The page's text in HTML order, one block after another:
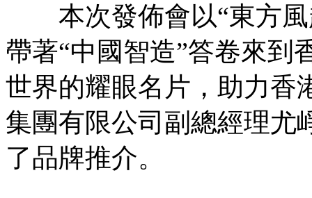
本次發佈會以“東方風
帶著“中國智造”答卷來到
世界的耀眼名片，助力香
集團有限公司副總經理尤
了品牌推介。